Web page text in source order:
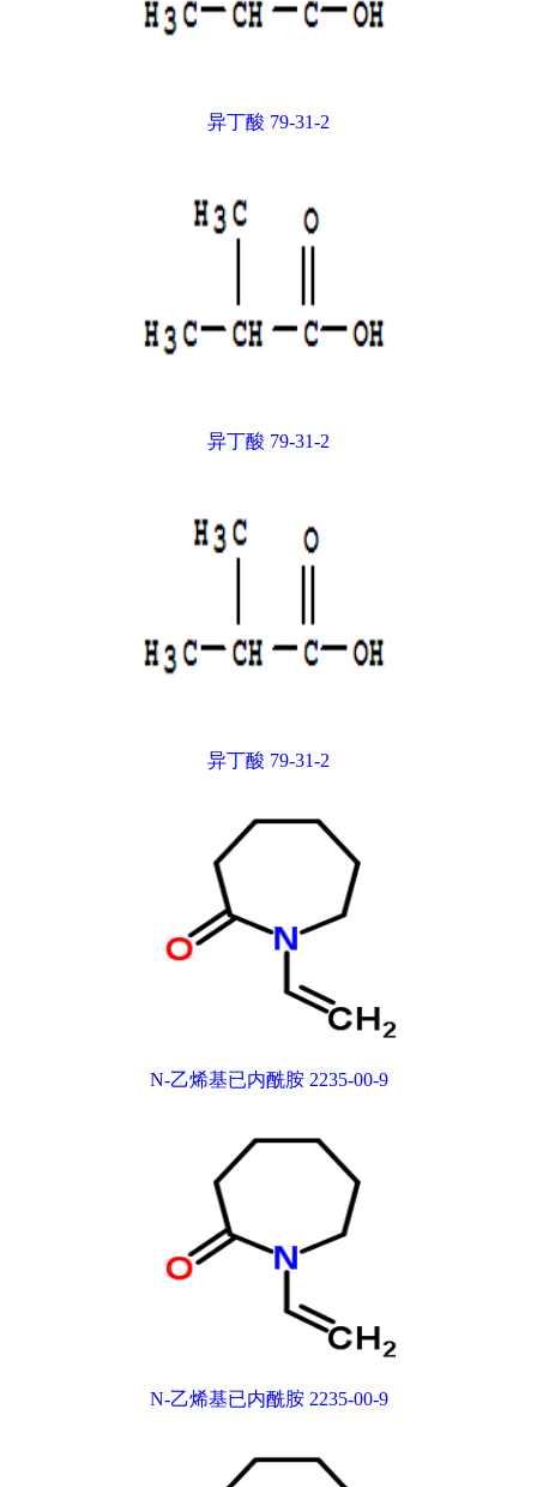
异丁酸 79-31-2
异丁酸 79-31-2
异丁酸 79-31-2
N-乙烯基已内酰胺 2235-00-9
N-乙烯基已内酰胺 2235-00-9